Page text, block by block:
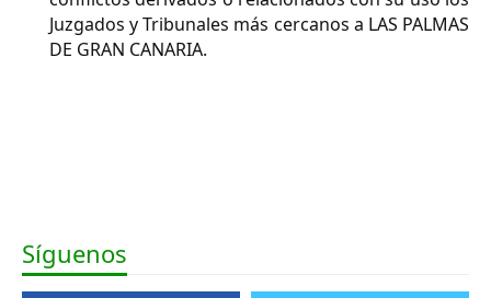
Juzgados y Tribunales más cercanos a LAS PALMAS
DE GRAN CANARIA.
Síguenos